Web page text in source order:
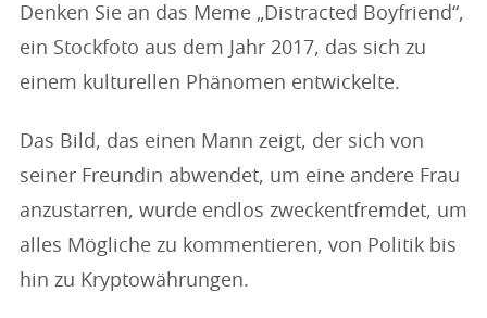
Denken Sie an das Meme „Distracted Boyfriend“,
ein Stockfoto aus dem Jahr 2017, das sich zu
einem kulturellen Phänomen entwickelte.
Das Bild, das einen Mann zeigt, der sich von
seiner Freundin abwendet, um eine andere Frau
anzustarren, wurde endlos zweckentfremdet, um
alles Mögliche zu kommentieren, von Politik bis
hin zu Kryptowährungen.